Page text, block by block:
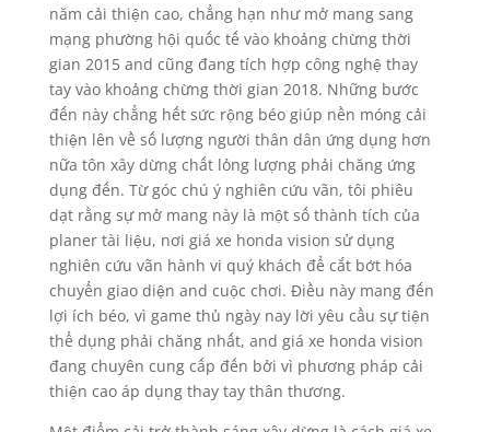
năm cải thiện cao, chẳng hạn như mở mang sang
mạng phường hội quốc tế vào khoảng chừng thời
gian 2015 and cũng đang tích hợp công nghệ thay
tay vào khoảng chừng thời gian 2018. Những bước
đến này chẳng hết sức rộng béo giúp nền móng cải
thiện lên về số lượng người thân dân ứng dụng hơn
nữa tôn xây dừng chất lỏng lượng phải chăng ứng
dụng đến. Từ góc chú ý nghiên cứu vãn, tôi phiêu
dạt rằng sự mở mang này là một số thành tích của
planer tài liệu, nơi giá xe honda vision sử dụng
nghiên cứu vãn hành vi quý khách để cắt bớt hóa
chuyển giao diện and cuộc chơi. Điều này mang đến
lợi ích béo, vì game thủ ngày nay lời yêu cầu sự tiện
thể dụng phải chăng nhất, and giá xe honda vision
đang chuyên cung cấp đến bởi vì phương pháp cải
thiện cao áp dụng thay tay thân thương.